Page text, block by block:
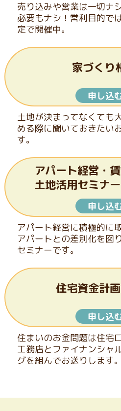
売り込みや営業は一切ナ
必要もナシ！ 営利目的で
定で開催中。
家づくり
申し込
土地が決まってなくても
める際に聞いておきたい
す。
アパート経営・
土地活用セミナー
申し込
アパート経営に積極的に
アパートとの差別化を図
セミナーです。
住宅資金計
申し込
住まいのお金問題は住宅
工務店と ファイナンシャ
グを組んでお送りします。